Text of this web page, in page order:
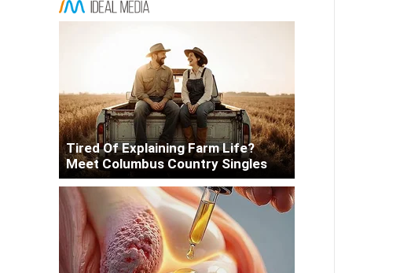
Tired Of Explaining Farm Life?
Meet Columbus Country Singles